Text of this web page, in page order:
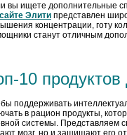
вы ищете дополнительные
сайте Элити представлен
концентрации, готу
станут отличным
10
поддерживать
в рацион продукты,
системы. Представляем
мозг, но и защищают его